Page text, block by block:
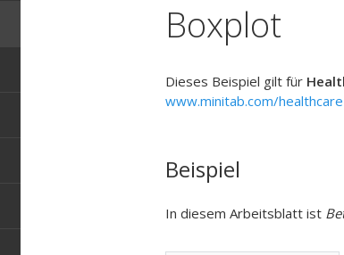
Boxplot
Dieses Beispiel gilt für
www.minitab.com/
Beispiel
In diesem Arbeitsblatt ist